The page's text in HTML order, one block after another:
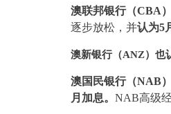
澳联邦银行（CBA）
逐步放松，并认为5
澳新银行（ANZ）也
澳国民银行（NAB）
月加息。 NAB高级